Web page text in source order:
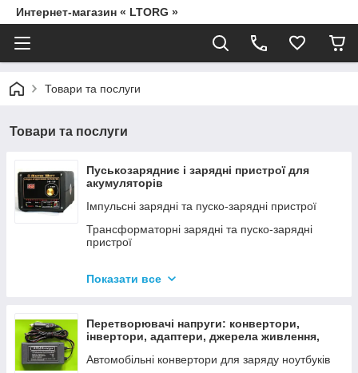
Интернет-магазин « LTORG »
Товари та послуги
Товари та послуги
Пуськозарядниє і зарядні пристрої для
акумуляторів
Імпульсні зарядні та пуско-зарядні пристрої
Трансформаторні зарядні та пуско-зарядні
пристрої
Показати все
Перетворювачі напруги: конвертори,
інвертори, адаптери, джерела живлення,
Автомобільні конвертори для заряду ноутбуків